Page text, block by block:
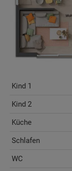
Kind 1
Kind 2
Küche
Schlafen
WC